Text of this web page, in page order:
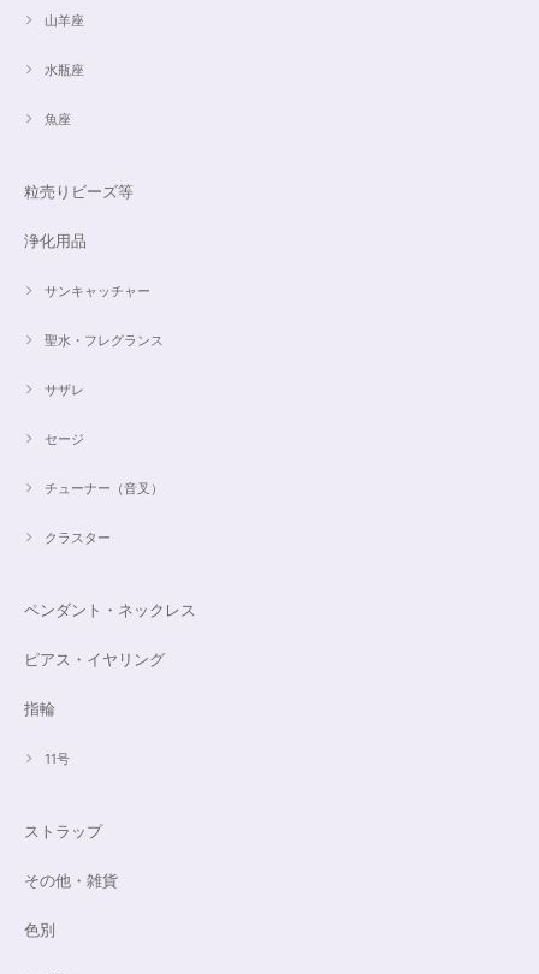
山羊座
水瓶座
魚座
粒売りビーズ等
浄化用品
サンキャッチャー
聖水・フレグランス
サザレ
セージ
チューナー（音叉）
クラスター
ペンダント・ネックレス
ピアス・イヤリング
指輪
11号
ストラップ
その他・雑貨
色別